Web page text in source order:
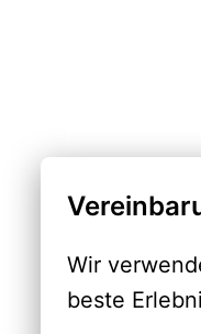
Wir
beste